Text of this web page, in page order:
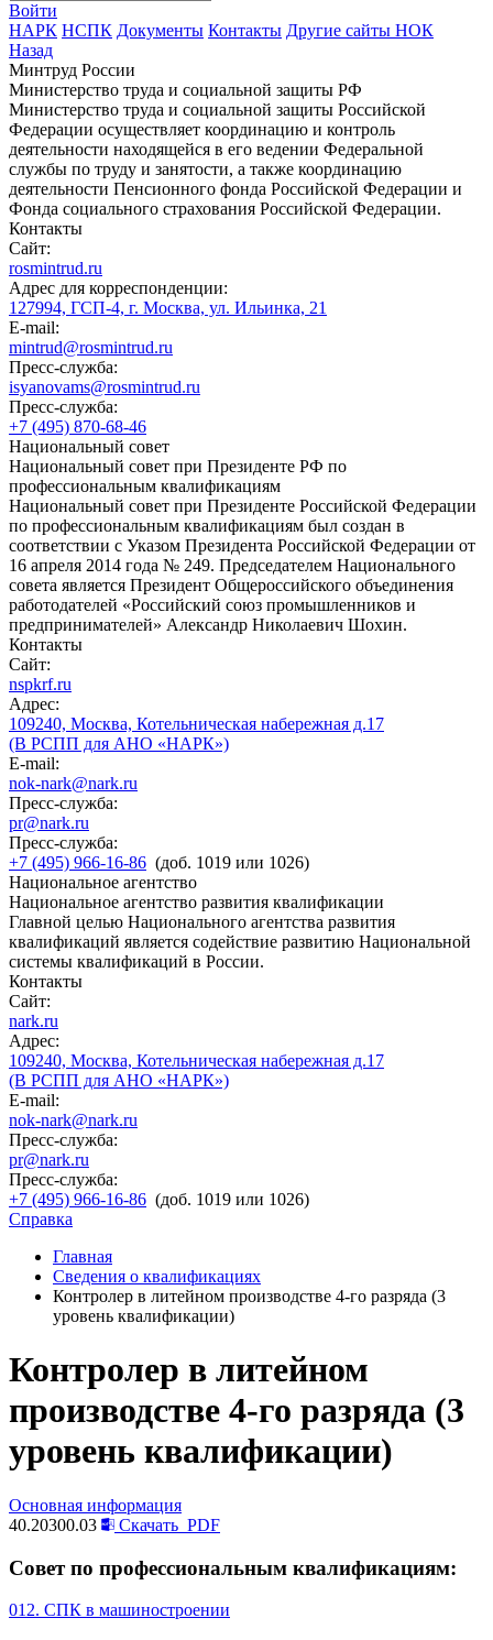
Войти
НАРК НСПК Документы Контакты Другие сайты НОК
Назад
Минтруд России
Министерство труда и социальной защиты РФ
Министерство труда и социальной защиты Российской
Федерации осуществляет координацию и контроль
деятельности находящейся в его ведении Федеральной
службы по труду и занятости, а также координацию
деятельности Пенсионного фонда Российской Федерации и
Фонда социального страхования Российской Федерации.
Контакты
Сайт:
rosmintrud.ru
Адрес для корреспонденции:
127994, ГСП-4, г. Москва, ул. Ильинка, 21
E-mail:
mintrud@rosmintrud.ru
Пресс-служба:
isyanovams@rosmintrud.ru
Пресс-служба:
+7 (495) 870-68-46
Национальный совет
Национальный совет при Президенте РФ по
профессиональным квалификациям
Национальный совет при Президенте Российской Федерации
по профессиональным квалификациям был создан в
соответствии с Указом Президента Российской Федерации от
16 апреля 2014 года № 249. Председателем Национального
совета является Президент Общероссийского объединения
работодателей «Российский союз промышленников и
предпринимателей» Александр Николаевич Шохин.
Контакты
Сайт:
nspkrf.ru
Адрес:
109240, Москва, Котельническая набережная д.17
(В РСПП для АНО «НАРК»)
E-mail:
nok-nark@nark.ru
Пресс-служба:
pr@nark.ru
Пресс-служба:
+7 (495) 966-16-86 (доб. 1019 или 1026)
Национальное агентство
Национальное агентство развития квалификации
Главной целью Национального агентства развития
квалификаций является содействие развитию Национальной
системы квалификаций в России.
Контакты
Сайт:
nark.ru
Адрес:
109240, Москва, Котельническая набережная д.17
(В РСПП для АНО «НАРК»)
E-mail:
nok-nark@nark.ru
Пресс-служба:
pr@nark.ru
Пресс-служба:
+7 (495) 966-16-86 (доб. 1019 или 1026)
Справка
Главная
Сведения о квалификациях
Контролер в литейном производстве 4-го разряда (3
уровень квалификации)
Контролер в литейном
производстве 4-го разряда (3
уровень квалификации)
Основная информация
40.20300.03
Скачать PDF
Совет по профессиональным квалификациям:
012. СПК в машиностроении